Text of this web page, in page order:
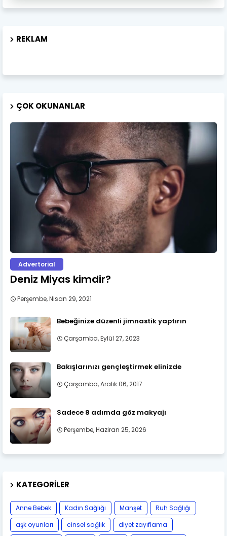
REKLAM
ÇOK OKUNANLAR
Advertorial
Deniz Miyas kimdir?
Perşembe, Nisan 29, 2021
Bebeğinize düzenli jimnastik yaptırın
Çarşamba, Eylül 27, 2023
Bakışlarınızı gençleştirmek elinizde
Çarşamba, Aralık 06, 2017
Sadece 8 adımda göz makyajı
Perşembe, Haziran 25, 2026
KATEGORILER
Anne Bebek Kadın Sağlığı Manşet
Ruh Sağlığı
aşk oyunları
cinsel sağlık
diyet zayıflama